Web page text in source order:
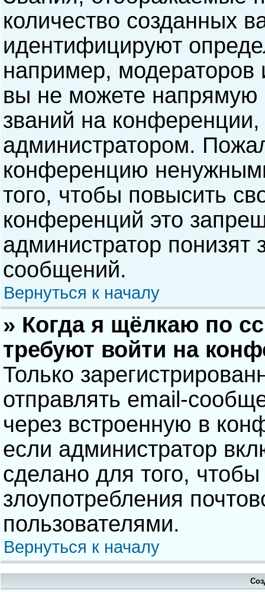
количество созданных
идентифицируют
например,
вы не можете напрямую
званий на
администратором.
конференцию
того, чтобы повысить
конференций это
администратор понизят
сообщений.
Вернуться к началу
» Когда я щёлкаю по
требуют войти на
Только
отправлять email-
через встроенную в
если администратор
сделано для того, чтобы
злоупотребления
пользователями.
Вернуться к началу